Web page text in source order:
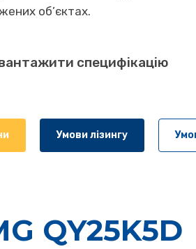
об’єктах.
специфікацію
Умови лізингу
QY25K5D